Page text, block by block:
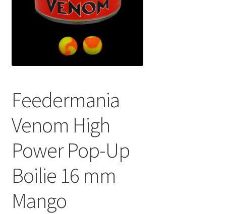
Márkák
Feedermania
Venom High
Power Pop-Up
Boilie 16 mm
Mango